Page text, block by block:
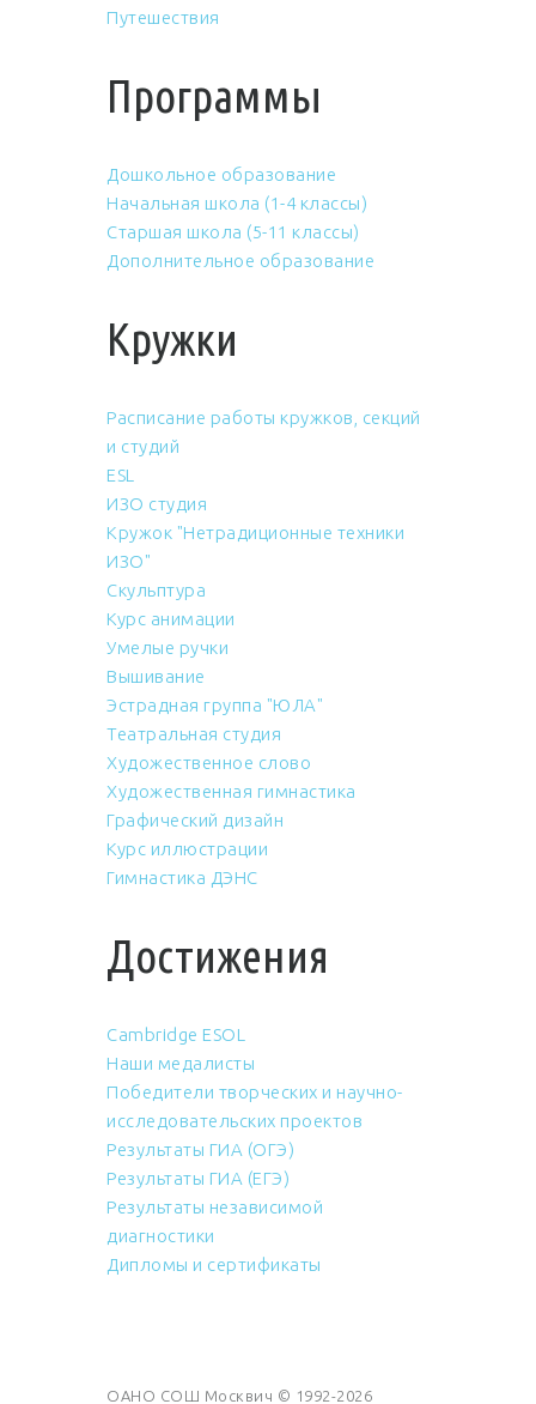
Путешествия
Программы
Дошкольное образование
Начальная школа (1-4 классы)
Старшая школа (5-11 классы)
Дополнительное образование
Кружки
Расписание работы кружков, секций
и студий
ESL
ИЗО студия
Кружок "Нетрадиционные техники
ИЗО"
Скульптура
Курс анимации
Умелые ручки
Вышивание
Эстрадная группа "ЮЛА"
Театральная студия
Художественное слово
Художественная гимнастика
Графический дизайн
Курс иллюстрации
Гимнастика ДЭНС
Достижения
Cambridge ESOL
Наши медалисты
Победители творческих и научно-
исследовательских проектов
Результаты ГИА (ОГЭ)
Результаты ГИА (ЕГЭ)
Результаты независимой
диагностики
Дипломы и сертификаты
ОАНО СОШ Москвич © 1992-2026